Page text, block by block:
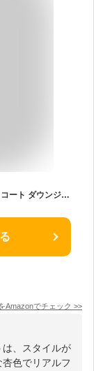
[lsjdln] ダウンコート レディース ロング ダウン コート ダウンジャケット アウター ウエストシェイプ Aライン 上着 ロングコート 杏色 リアルファー フード ミセス 大人 20代 30代 40代 秋冬 大きいサイズ 上品 防寒 細見え XL 着痩せ 暖かい
Amazonでチェック >>
、スタイルが
色でリアルフ